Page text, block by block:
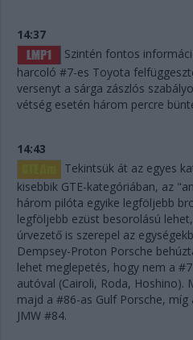
14:37
Szintén fontos
harcoló #7-es Toyota
versenyt a sárga zászlós
vétség esetén három percre
14:43
Tekintsük át az egyes
kisebbik GTE-kategóriában, az
három pilóta egyike legföljebb
legföljebb ezüst besorolású
úrvezető is szerepel az
Dempsey-Proton Porsche
lehet meglepetés, hogy nem a
autóval (Cairoli, Roda,
majd a #86-as Gulf Porsche,
JMW #84.